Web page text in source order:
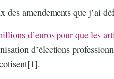
des amendements que j’ai
d’euros pour que les
d’élections
[1].